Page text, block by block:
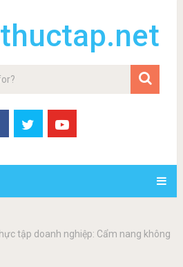
tập doanh nghiệp: Cẩm nang không